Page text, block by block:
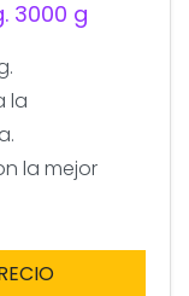
3000 g
la
la mejor